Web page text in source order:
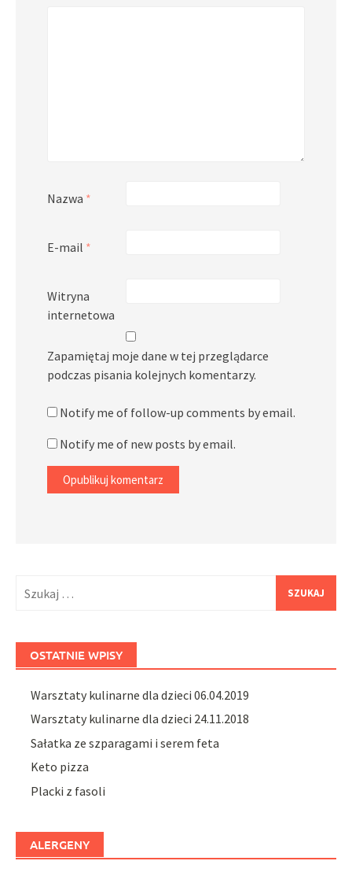
Nazwa *
E-mail *
Witryna
internetowa
Zapamiętaj moje dane w tej przeglądarce
podczas pisania kolejnych komentarzy.
Notify me of follow-up comments by email.
Notify me of new posts by email.
OSTATNIE WPISY
Warsztaty kulinarne dla dzieci 06.04.2019
Warsztaty kulinarne dla dzieci 24.11.2018
Sałatka ze szparagami i serem feta
Keto pizza
Placki z fasoli
ALERGENY